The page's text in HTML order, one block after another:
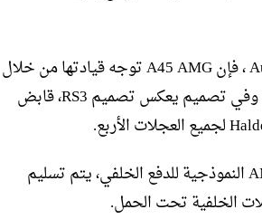
كما تم الكشف عنه لأول مرة من قبل Autocar ، فإن A45 AMG توجه قيادتها من خلال
علبة تروس مزدوجة القابض بسبع سرعات، وفي تصميم يعكس تصميم RS3، قابض
لتزويد السيارة الجديدة بسمات التعامل AMG النموذجية للدفع الخلفي، يتم تسليم
الخلفية تحت الحمل.